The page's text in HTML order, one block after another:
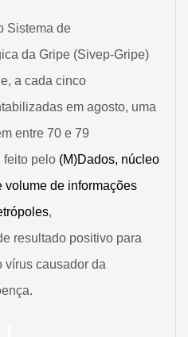
Sistema de
da Gripe (Sivep-Gripe)
a cada cinco
em agosto, uma
entre 70 e 79
feito pelo (M)Dados, núcleo
volume de informações
,
resultado positivo para
vírus causador da